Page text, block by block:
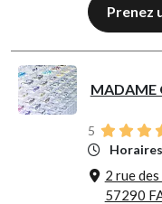
Prenez
MADAME
5
2 rue
57290